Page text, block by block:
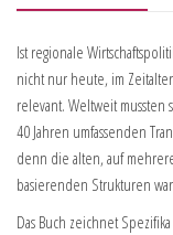
Ist regionale
nicht nur heute, im
relevant. Weltweit
40 Jahren umfassenden
denn die alten, auf
basierenden Strukturen
Das Buch zeichnet